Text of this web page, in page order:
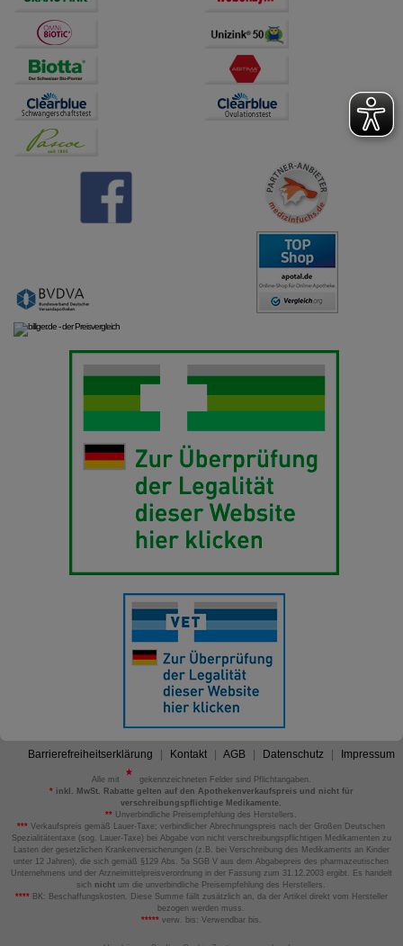
Barrierefreiheitserklärung Kontakt AGB Datenschutz Impressum
Alle mit
gekennzeichneten Felder sind Pflichtangaben.
*inkl. MwSt. Rabatte gelten auf den Apothekenverkaufspreis und nicht für
verschreibungspflichtige Medikamente.
** Unverbindliche Preisempfehlung des Herstellers.
*** Verkaufspreis gemäß Lauer-Taxe; verbindlicher Abrechnungspreis nach der Großen Deutschen
Spezialitätentaxe (sog. Lauer-Taxe) bei Abgabe von nicht verschreibungspflichtigen Medikamenten zu
Lasten der gesetzlichen Krankenversicherungen (z.B. bei Verschreibung des Medikaments an Kinder
unter 12 Jahren), die sich gemäß §129 Abs. 5a SGB V aus dem Abgabepreis des pharmazeutischen
Unternehmens und der Arzneimittelpreisverordnung in der Fassung zum 31.12.2003 ergibt. Es handelt
sich nicht um die unverbindliche Preisempfehlung des Herstellers.
****BK: Beschaffungskosten. Diese Summe fällt zusätzlich an, da der Artikel direkt vom Hersteller
bezogen werden muss.
*****verw. bis: Verwendbar bis.